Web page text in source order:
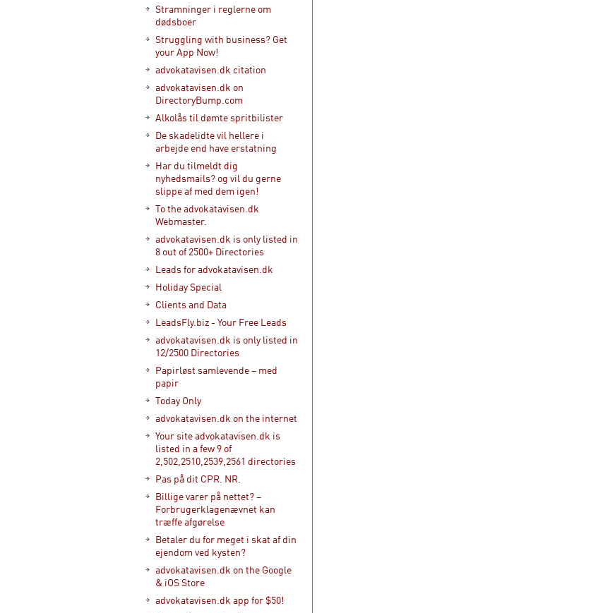
Stramninger i reglerne om
dødsboer
Struggling with business? Get
your App Now!
advokatavisen.dk citation
advokatavisen.dk on
DirectoryBump.com
Alkolås til dømte spritbilister
De skadelidte vil hellere i
arbejde end have erstatning
Har du tilmeldt dig
nyhedsmails? og vil du gerne
slippe af med dem igen!
To the advokatavisen.dk
Webmaster.
advokatavisen.dk is only listed in
8 out of 2500+ Directories
Leads for advokatavisen.dk
Holiday Special
Clients and Data
LeadsFly.biz - Your Free Leads
advokatavisen.dk is only listed in
12/2500 Directories
Papirløst samlevende – med
papir
Today Only
advokatavisen.dk on the internet
Your site advokatavisen.dk is
listed in a few 9 of
2,502,2510,2539,2561 directories
Pas på dit CPR. NR.
Billige varer på nettet? –
Forbrugerklagenævnet kan
træffe afgørelse
Betaler du for meget i skat af din
ejendom ved kysten?
advokatavisen.dk on the Google
& iOS Store
advokatavisen.dk app for $50!